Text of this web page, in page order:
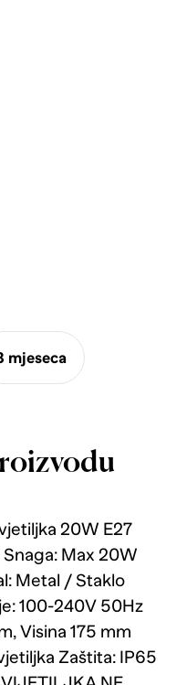
mjeseca
20W E27
Max 20W
Metal / Staklo
100-240V 50Hz
Visina 175 mm
Zaštita: IP65